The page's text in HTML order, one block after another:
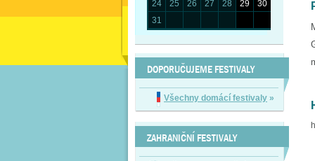
24
25 26 27 28 29
30
31
DOPORUČUJEME FESTIVALY
Všechny domácí festivaly »
ZAHRANIČNÍ FESTIVALY